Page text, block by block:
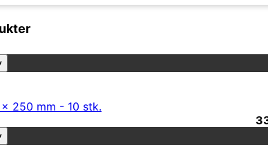
250 mm - 10 stk.